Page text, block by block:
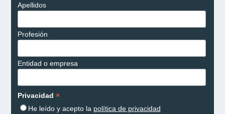
Apellidos
Profesión
Entidad o empresa
Privacidad *
He leído y acepto la política de privacidad